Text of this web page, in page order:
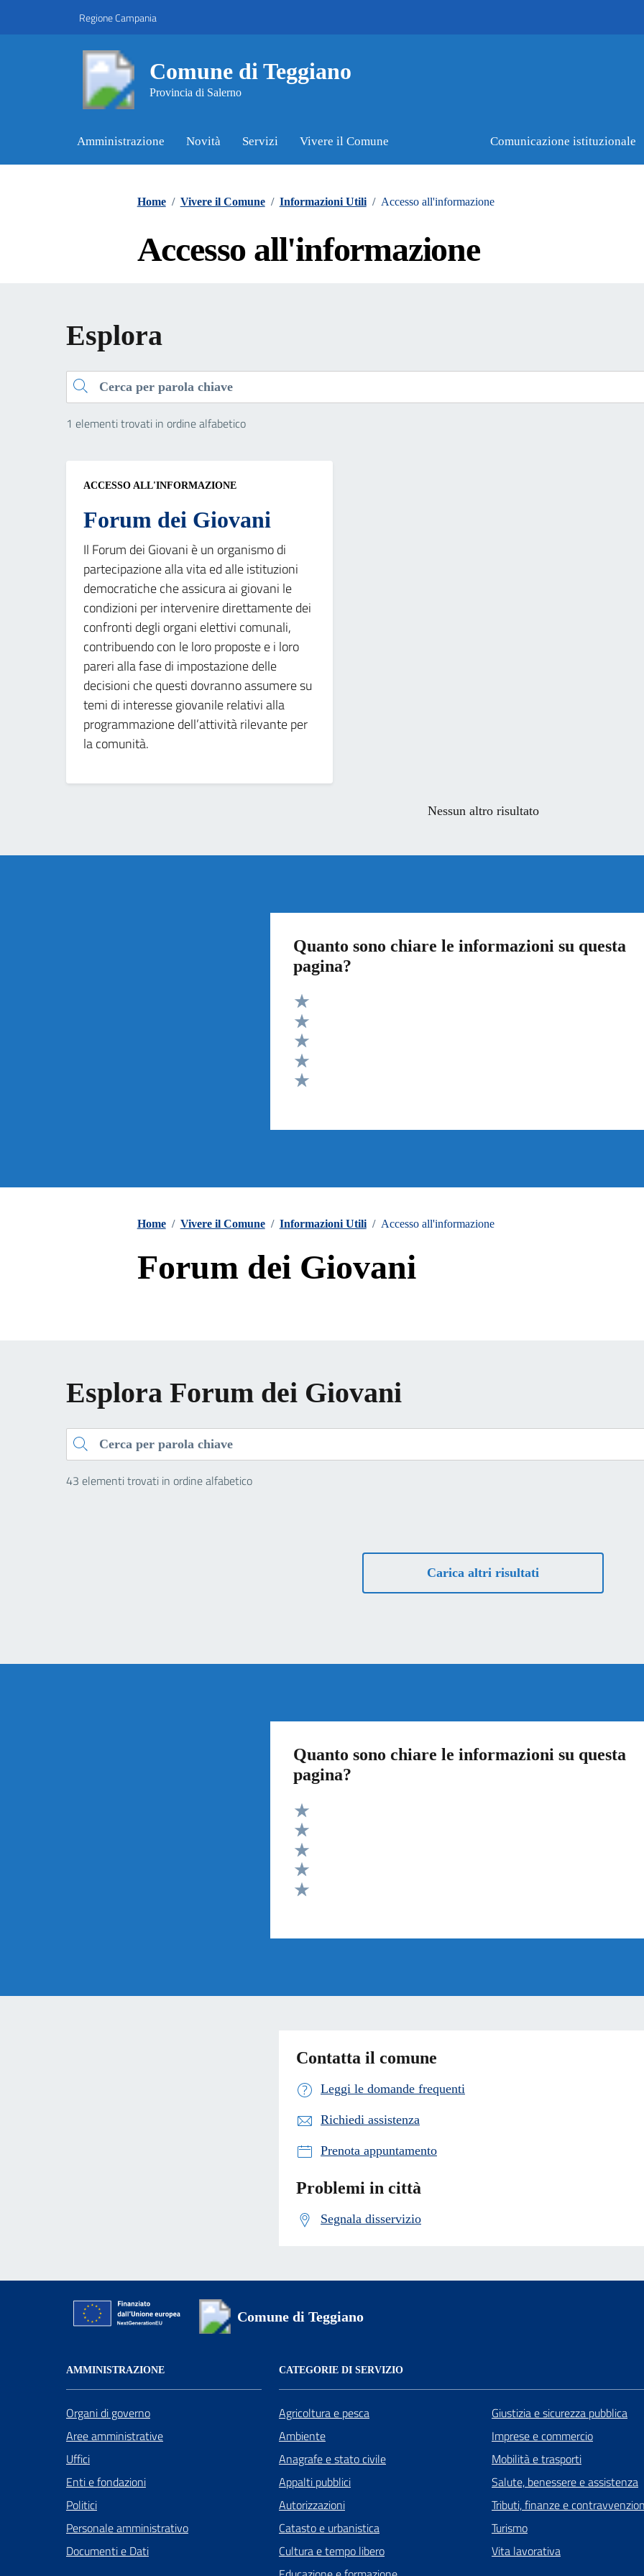
Regione Campania
Comune di Teggiano
Provincia di Salerno
Amministrazione Novità Servizi Vivere il Comune Comunicazione istituzionale
Home / Vivere il Comune / Informazioni Utili / Accesso all'informazione
Accesso all'informazione
Esplora
Cerca
1 elementi trovati in ordine alfabetico
ACCESSO ALL'INFORMAZIONE
Forum dei Giovani
Il Forum dei Giovani è un organismo di
partecipazione alla vita ed alle istituzioni
democratiche che assicura ai giovani le
condizioni per intervenire direttamente dei
confronti degli organi elettivi comunali,
contribuendo con le loro proposte e i loro
pareri alla fase di impostazione delle
decisioni che questi dovranno assumere su
temi di interesse giovanile relativi alla
programmazione dell’attività rilevante per
la comunità.
Nessun altro risultato
Quanto sono chiare le informazioni su questa
pagina?
Valuta 5 stelle su 5
Valuta 4 stelle su 5
Valuta 3 stelle su 5
Valuta 2 stelle su 5
Home / Vivere il Comune / Informazioni Utili / Accesso all'informazione
Forum dei Giovani
Esplora Forum dei Giovani
Cerca
43 elementi trovati in ordine alfabetico
Carica altri risultati
Quanto sono chiare le informazioni su questa
pagina?
Valuta 5 stelle su 5
Valuta 4 stelle su 5
Valuta 3 stelle su 5
Valuta 2 stelle su 5
Contatta il comune
Leggi le domande frequenti
Richiedi assistenza
Prenota appuntamento
Problemi in città
Segnala disservizio
Comune di Teggiano
AMMINISTRAZIONE
Organi di governo
Aree amministrative
Uffici
Enti e fondazioni
Politici
Personale amministrativo
Documenti e Dati
CATEGORIE DI SERVIZIO
Agricoltura e pesca
Ambiente
Anagrafe e stato civile
Appalti pubblici
Autorizzazioni
Catasto e urbanistica
Cultura e tempo libero
Giustizia e sicurezza pubblica
Imprese e commercio
Mobilità e trasporti
Salute, benessere e assistenza
Tributi, finanze e
Turismo
Vita lavorativa